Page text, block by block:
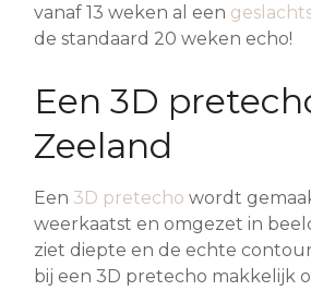
vanaf 13 weken al een
de standaard 20 weken echo!
Een 3D
Zeeland
Een 3D pretecho wordt
weerkaatst en omgezet in
ziet diepte en de echte
bij een 3D pretecho makkelijk